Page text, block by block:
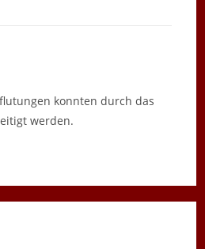
konnten durch das
werden.